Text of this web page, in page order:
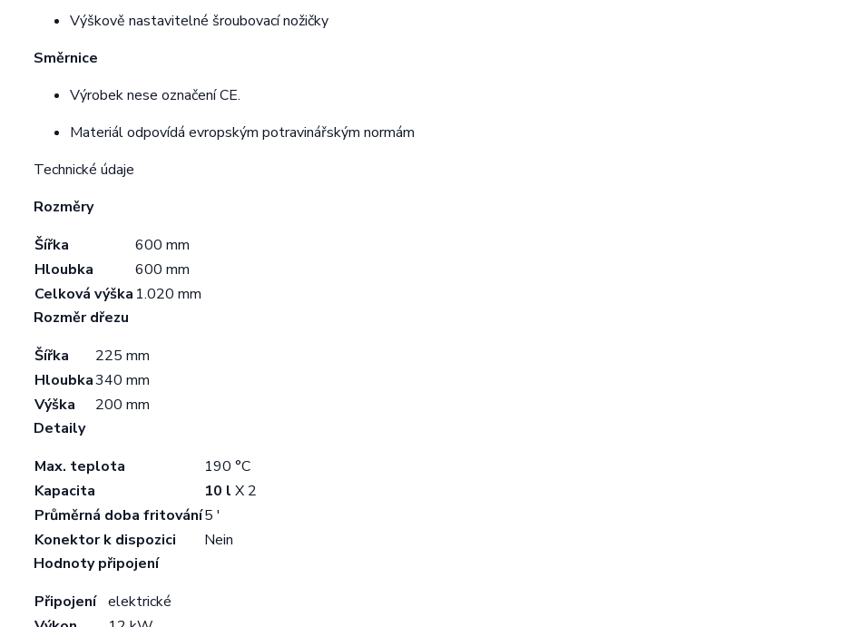
Výškově nastavitelné šroubovací nožičky
Směrnice
Výrobek nese označení CE.
Materiál odpovídá evropským potravinářským normám
Technické údaje
Rozměry
Šířka
600 mm
Hloubka
600 mm
Celková výška 1.020 mm
Rozměr dřezu
Šířka
225 mm
Hloubka340 mm
Výška
200 mm
Detaily
Max. teplota
190 °C
Kapacita
10 l X 2
Průměrná doba fritování5 '
Konektor k dispozici
Nein
Hodnoty připojení
Připojení elektrické